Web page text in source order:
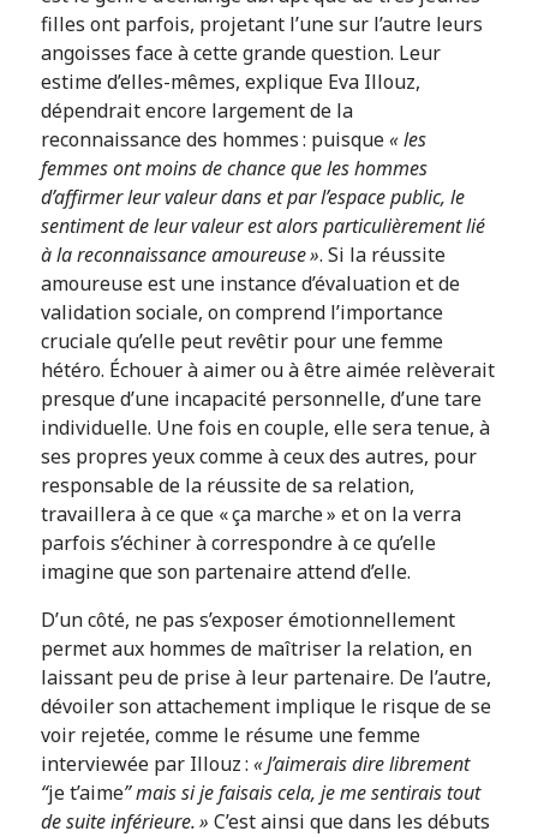
filles ont parfois, projetant l’une sur l’autre leurs
angoisses face à cette grande question. Leur
estime d’elles-mêmes, explique Eva Illouz,
dépendrait encore largement de la
reconnaissance des hommes : puisque« les
femmes ont moins de chance que les hommes
d’affirmer leur valeur dans et par l’espace public, le
sentiment de leur valeur est alors particulièrement lié
à la reconnaissance amoureuse ». Si la réussite
amoureuse est une instance d’évaluation et de
validation sociale, on comprend l’importance
cruciale qu’elle peut revêtir pour une femme
hétéro. Échouer à aimer ou à être aimée relèverait
presque d’une incapacité personnelle, d’une tare
individuelle. Une fois en couple, elle sera tenue, à
ses propres yeux comme à ceux des autres, pour
responsable de la réussite de sa relation,
travaillera à ce que « ça marche » et on la verra
parfois s’échiner à correspondre à ce qu’elle
imagine que son partenaire attend d’elle.
D’un côté, ne pas s’exposer émotionnellement
permet aux hommes de maîtriser la relation, en
laissant peu de prise à leur partenaire. De l’autre,
dévoiler son attachement implique le risque de se
voir rejetée, comme le résume une femme
interviewée par Illouz : « J’aimerais dire librement
“je t’aime” mais si je faisais cela, je me sentirais tout
de suite inférieure. » C’est ainsi que dans les débuts